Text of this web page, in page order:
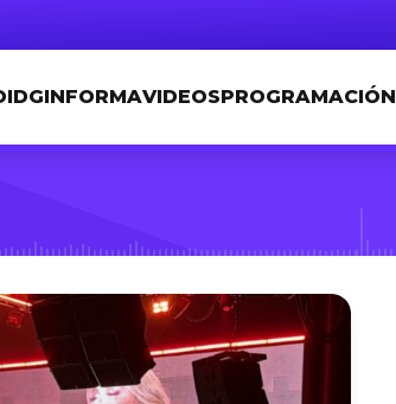
IDGINFORMAVIDEOSPROGRAMACIÓN